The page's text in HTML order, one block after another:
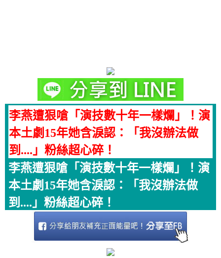
李燕遭狠嗆「演技數十年一樣爛」！演
本土劇15年她含淚認：「我沒辦法做
到....」粉絲超心碎！
李燕遭狠嗆「演技數十年一樣爛」！演
本土劇15年她含淚認：「我沒辦法做
到....」粉絲超心碎！